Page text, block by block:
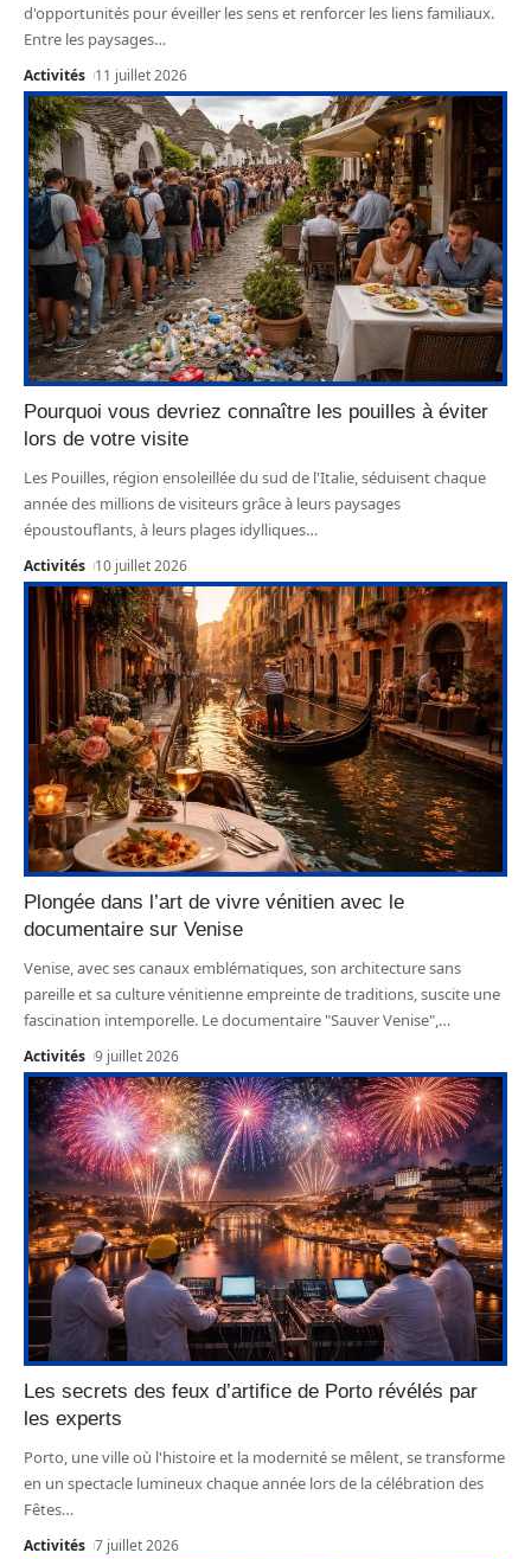
d'opportunités pour éveiller les sens et renforcer les liens familiaux.
Entre les paysages…
Activités 11 juillet 2026
Pourquoi vous devriez connaître les pouilles à éviter
lors de votre visite
Les Pouilles, région ensoleillée du sud de l'Italie, séduisent chaque
année des millions de visiteurs grâce à leurs paysages
époustouflants, à leurs plages idylliques…
Activités 10 juillet 2026
Plongée dans l’art de vivre vénitien avec le
documentaire sur Venise
Venise, avec ses canaux emblématiques, son architecture sans
pareille et sa culture vénitienne empreinte de traditions, suscite une
fascination intemporelle. Le documentaire "Sauver Venise", …
Activités 9 juillet 2026
Les secrets des feux d’artifice de Porto révélés par
les experts
Porto, une ville où l'histoire et la modernité se mêlent, se transforme
en un spectacle lumineux chaque année lors de la célébration des
Fêtes…
Activités 7 juillet 2026